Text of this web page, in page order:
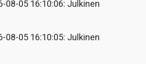
08-05 16:10:06: Julkinen
08-05 16:10:05: Julkinen